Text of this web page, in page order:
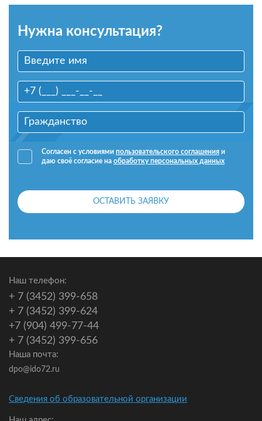
Нужна консультация?
Согласен с условиями пользовательского соглашения и
даю своё согласие на обработку персональных данных
ОСТАВИТЬ ЗАЯВКУ
Наш телефон:
+ 7 (3452) 399-658
+ 7 (3452) 399-624
+7 (904) 499-77-44
+ 7 (3452) 399-656
Наша почта:
dpo@ido72.ru
Сведения об образовательной организации